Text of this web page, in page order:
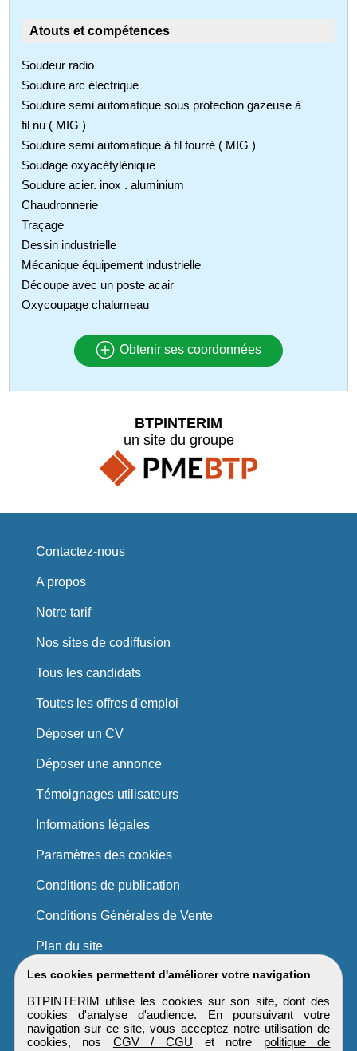
Atouts et compétences
Soudeur radio
Soudure arc électrique
Soudure semi automatique sous protection gazeuse à
fil nu ( MIG )
Soudure semi automatique à fil fourré ( MIG )
Soudage oxyacétylénique
Soudure acier. inox . aluminium
Chaudronnerie
Traçage
Dessin industrielle
Mécanique équipement industrielle
Découpe avec un poste acair
Oxycoupage chalumeau
Obtenir ses coordonnées
Les cookies permettent d'améliorer votre navigation
BTPINTERIM utilise les cookies sur son site, dont des
cookies d'analyse d'audience. En poursuivant votre
navigation sur ce site, vous acceptez notre utilisation de
cookies, nos CGV / CGU et notre politique de
BTPINTERIM
un site du groupe
Contactez-nous
A propos
Notre tarif
Nos sites de codiffusion
Tous les candidats
Toutes les offres d'emploi
Déposer un CV
Déposer une annonce
Témoignages utilisateurs
Informations légales
Paramètres des cookies
Conditions de publication
Conditions Générales de Vente
Plan du site